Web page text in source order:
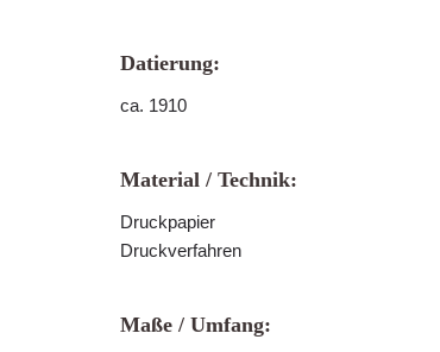
Datierung:
ca. 1910
Material / Technik:
Druckpapier
Druckverfahren
Maße / Umfang: